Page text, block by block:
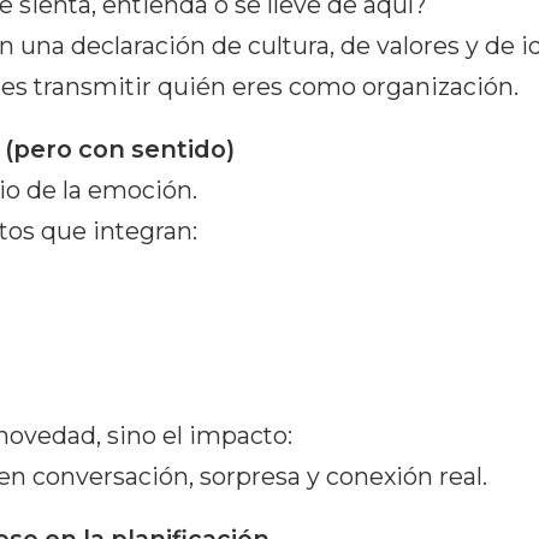
una declaración de cultura, de valores y de
es transmitir quién eres como organización.
con sentido)
de la emoción.
que integran:
sino el impacto:
conversación, sorpresa y conexión real.